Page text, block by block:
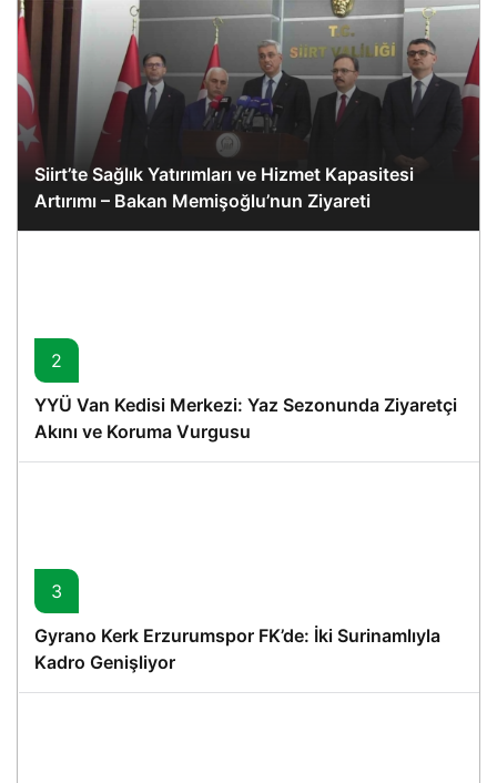
Siirt’te Sağlık Yatırımları ve Hizmet Kapasitesi
Artırımı – Bakan Memişoğlu’nun Ziyareti
2
YYÜ Van Kedisi Merkezi: Yaz Sezonunda Ziyaretçi
Akını ve Koruma Vurgusu
3
Gyrano Kerk Erzurumspor FK’de: İki Surinamlıyla
Kadro Genişliyor